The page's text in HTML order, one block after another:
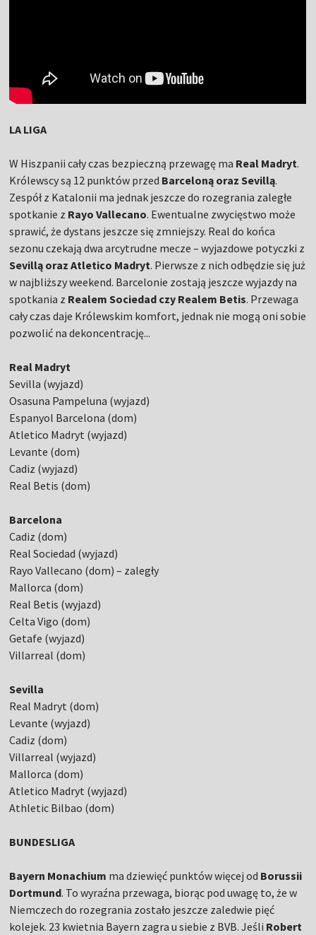
LA LIGA
W Hiszpanii cały czas bezpieczną przewagę ma Real Madryt.
Królewscy są 12 punktów przed Barceloną oraz Sevillą.
Zespół z Katalonii ma jednak jeszcze do rozegrania zaległe
spotkanie z Rayo Vallecano. Ewentualne zwycięstwo może
sprawić, że dystans jeszcze się zmniejszy. Real do końca
sezonu czekają dwa arcytrudne mecze – wyjazdowe potyczki z
Sevillą oraz Atletico Madryt. Pierwsze z nich odbędzie się już
w najbliższy weekend. Barcelonie zostają jeszcze wyjazdy na
spotkania z Realem Sociedad czy Realem Betis. Przewaga
cały czas daje Królewskim komfort, jednak nie mogą oni sobie
pozwolić na dekoncentrację...
Real Madryt
Sevilla (wyjazd)
Osasuna Pampeluna (wyjazd)
Espanyol Barcelona (dom)
Atletico Madryt (wyjazd)
Levante (dom)
Cadiz (wyjazd)
Real Betis (dom)
Barcelona
Cadiz (dom)
Real Sociedad (wyjazd)
Rayo Vallecano (dom) – zaległy
Mallorca (dom)
Real Betis (wyjazd)
Celta Vigo (dom)
Getafe (wyjazd)
Villarreal (dom)
Sevilla
Real Madryt (dom)
Levante (wyjazd)
Cadiz (dom)
Villarreal (wyjazd)
Mallorca (dom)
Atletico Madryt (wyjazd)
Athletic Bilbao (dom)
BUNDESLIGA
Bayern Monachium ma dziewięć punktów więcej od Borussii
Dortmund. To wyraźna przewaga, biorąc pod uwagę to, że w
Niemczech do rozegrania zostało jeszcze zaledwie pięć
kolejek. 23 kwietnia Bayern zagra u siebie z BVB. Jeśli Robert